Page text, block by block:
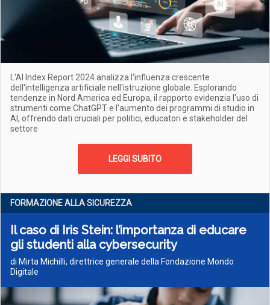
L'AI Index Report 2024 analizza l'influenza crescente
dell'intelligenza artificiale nell'istruzione globale. Esplorando
tendenze in Nord America ed Europa, il rapporto evidenzia l'uso di
strumenti come ChatGPT e l'aumento dei programmi di studio in
AI, offrendo dati cruciali per politici, educatori e stakeholder del
settore
LEGGI SUBITO
FORMAZIONE ALLA SICUREZZA
Il caso di Iris Stein: l’importanza di educare
gli studenti alla cybersecurity
di Mirta Michilli, direttrice generale della Fondazione Mondo
Digitale